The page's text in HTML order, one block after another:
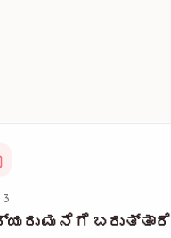
3
ಮನೆಗೆ ಬರುತ್ತಾರೆ